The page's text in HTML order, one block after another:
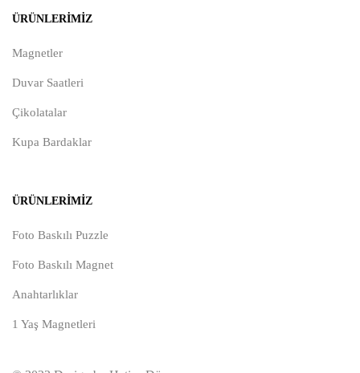
ÜRÜNLERIMIZ
Magnetler
Duvar Saatleri
Çikolatalar
Kupa Bardaklar
ÜRÜNLERIMIZ
Foto Baskılı Puzzle
Foto Baskılı Magnet
Anahtarlıklar
1 Yaş Magnetleri